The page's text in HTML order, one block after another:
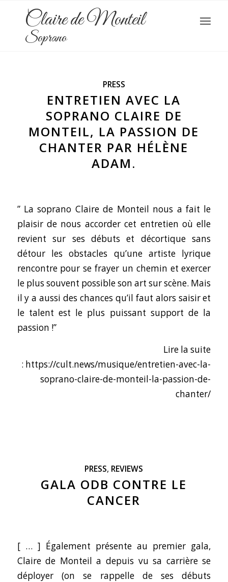
Claire de Monteil
Soprano
PRESS
ENTRETIEN AVEC LA
SOPRANO CLAIRE DE
MONTEIL, LA PASSION DE
CHANTER PAR HÉLÈNE
ADAM.
” La soprano Claire de Monteil nous a fait le
plaisir de nous accorder cet entretien où elle
revient sur ses débuts et décortique sans
détour les obstacles qu’une artiste lyrique
rencontre pour se frayer un chemin et exercer
le plus souvent possible son art sur scène. Mais
il y a aussi des chances qu’il faut alors saisir et
le talent est le plus puissant support de la
passion !”
Lire la suite
: https://cult.news/musique/entretien-avec-la-
soprano-claire-de-monteil-la-passion-de-
chanter/
PRESS, REVIEWS
GALA ODB CONTRE LE
CANCER
[ … ] Également présente au premier gala,
Claire de Monteil a depuis vu sa carrière se
déployer (on se rappelle de ses débuts